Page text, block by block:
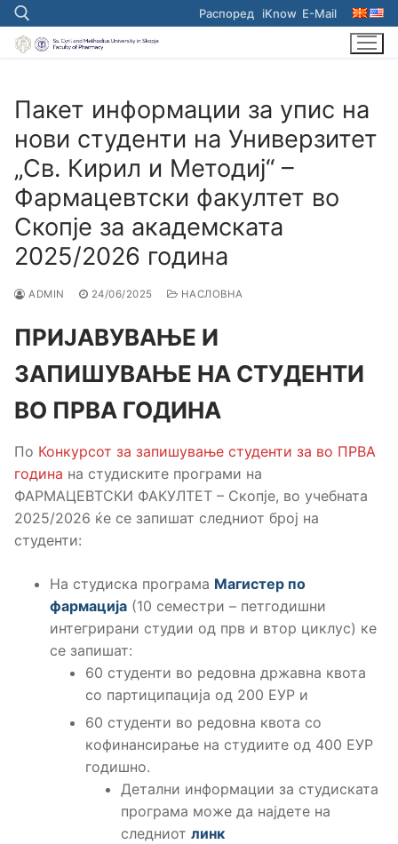
Skip
to
content
Распоред iKnow E-Mail
Пакет информации за упис на
нови студенти на Универзитет
„Св. Кирил и Методиј“ –
Фармацевтски факултет во
Скопје за академската
2025/2026 година
ADMIN 24/06/2025 НАСЛОВНА
ПРИЈАВУВАЊЕ И
ЗАПИШУВАЊЕ НА СТУДЕНТИ
ВО ПРВА ГОДИНА
По Конкурсот за запишување студенти за во ПРВА
година на студиските програми на
ФАРМАЦЕВТСКИ ФАКУЛТЕТ – Скопје, во учебната
2025/2026 ќе се запишат следниот број на
студенти:
На студиска програма Магистер по
фармација (10 семестри – петгодишни
интегрирани студии од прв и втор циклус) ке
се запишат:
60 студенти во редовна државна квота
со партиципација од 200 ЕУР и
60 студенти во редовна квота со
кофинансирање на студиите од 400 ЕУР
годишно.
Детални информации за студиската
програма може да најдете на
следниот линк